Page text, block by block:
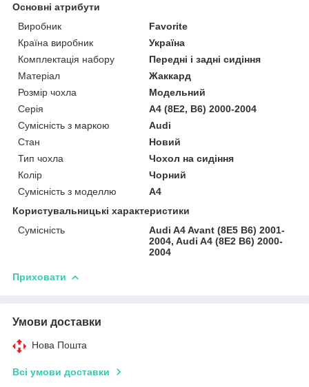
Основні атрибути
Виробник
Favorite
Країна виробник
Україна
Комплектація набору
Передні і задні сидіння
Матеріал
Жаккард
Розмір чохла
Модельний
Серія
A4 (8E2, B6) 2000-2004
Сумісність з маркою
Audi
Стан
Новий
Тип чохла
Чохол на сидіння
Колір
Чорний
Сумісність з моделлю
A4
Користувальницькі характеристики
Сумісність
Audi A4 Avant (8E5 B6) 2001-
2004, Audi A4 (8E2 B6) 2000-
2004
Приховати
Умови доставки
Нова Пошта
Всі умови доставки